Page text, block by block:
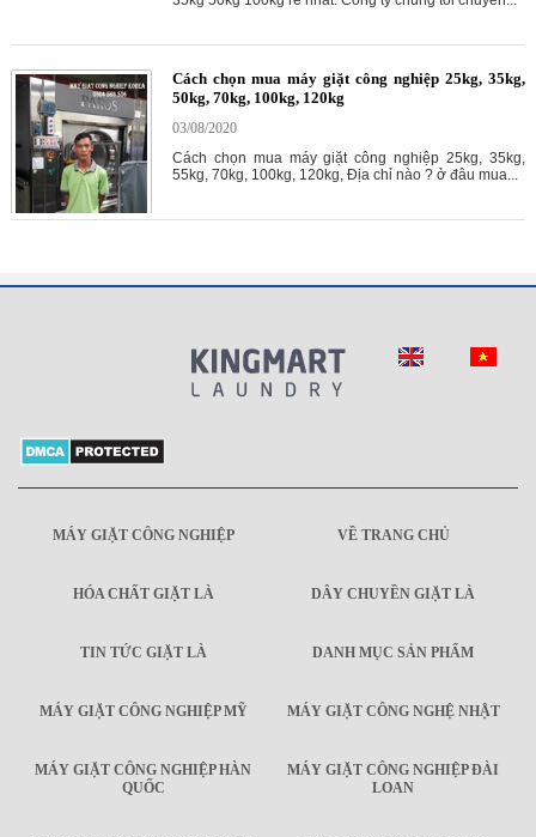
Cách chọn mua máy giặt công nghiệp 25kg, 35kg,
50kg, 70kg, 100kg, 120kg
03/08/2020
Cách chọn mua máy giặt công nghiệp 25kg, 35kg,
55kg, 70kg, 100kg, 120kg, Địa chỉ nào ? ở đâu mua...
MÁY GIẶT CÔNG NGHIỆP VỀ TRANG CHỦ
HÓA CHẤT GIẶT LÀ DÂY CHUYỀN GIẶT LÀ
TIN TỨC GIẶT LÀ DANH MỤC SẢN PHẨM
MÁY GIẶT CÔNG NGHIỆP MỸ MÁY GIẶT CÔNG NGHỆ NHẬT
MÁY GIẶT CÔNG NGHIỆP HÀN
QUỐC
MÁY GIẶT CÔNG NGHIỆP ĐÀI
LOAN